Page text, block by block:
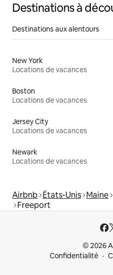
Destinations à
Destinations aux alentours
New York
Locations de vacances
Boston
Locations de vacances
Jersey City
Locations de vacances
Newark
Locations de vacances
Airbnb États-Unis Maine
Freeport
© 2026
Confidentialité